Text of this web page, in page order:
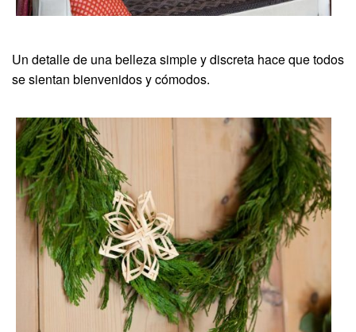
Un detalle de una belleza simple y discreta hace que todos
se sientan bienvenidos y cómodos.